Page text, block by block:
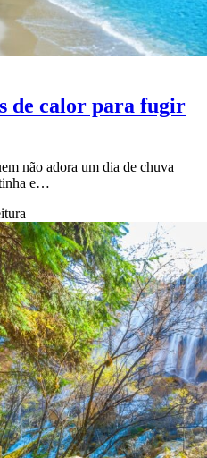
de calor para fugir
não adora um dia de chuva
e…